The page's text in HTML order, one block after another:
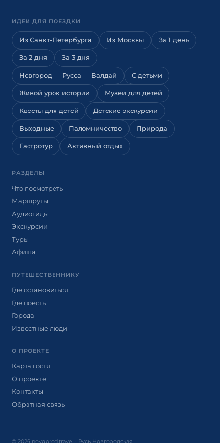
ИДЕИ ДЛЯ ПОЕЗДКИ
Из Санкт-Петербурга Из Москвы За 1 день
За 2 дня За 3 дня
Новгород — Русса — Валдай С детьми
Живой урок истории Музеи для детей
Квесты для детей Детские экскурсии
Выходные Паломничество Природа
Гастротур Активный отдых
РАЗДЕЛЫ
Что посмотреть
Маршруты
Аудиогиды
Экскурсии
Туры
Афиша
ПУТЕШЕСТВЕННИКУ
Где остановиться
Где поесть
Города
Известные люди
О ПРОЕКТЕ
Карта гостя
О проекте
Контакты
Обратная связь
© 2026 novgorod.travel · Русь Новгородская